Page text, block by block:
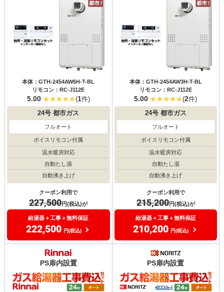
本体：GTH-2454AW6H-T-BL
リモコン：RC-J112E
5.00 (1件)
24号 都市ガス
フルオート
ボイスリモコン付属
温水暖房対応
自動たし湯
自動沸き上げ
クーポン利用で
227,500円(税込)が
給湯器＋工事＋無料保証
222,500 円(税込)
本体：GTH-2454AW3H-T-BL
リモコン：RC-J112E
5.00 (2件)
24号都市ガス
フルオート
ボイスリモコン付属
温水暖房対応
自動たし湯
自動沸き上げ
クーポン利用で
215,200円(税込)が
給湯器＋工事＋無料保証
210,200 円(税込)
PS扉内設置 PS扉内設置